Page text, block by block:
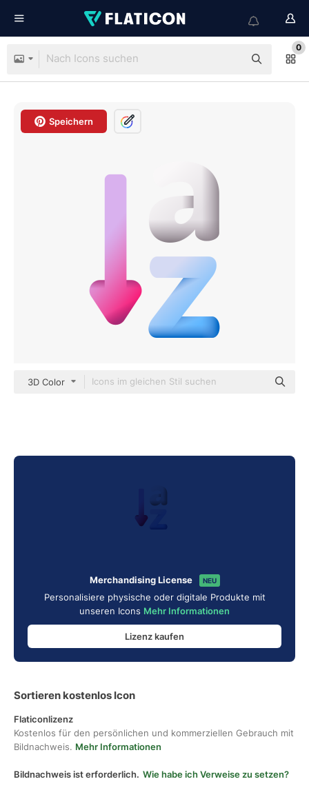
0
Speichern
3D Color
Merchandising License NEU
Personalisiere physische oder digitale Produkte mit
unseren Icons Mehr Informationen
Lizenz kaufen
Sortieren kostenlos Icon
Flaticonlizenz
Kostenlos für den persönlichen und kommerziellen Gebrauch mit
Bildnachweis. Mehr Informationen
Bildnachweis ist erforderlich. Wie habe ich Verweise zu setzen?